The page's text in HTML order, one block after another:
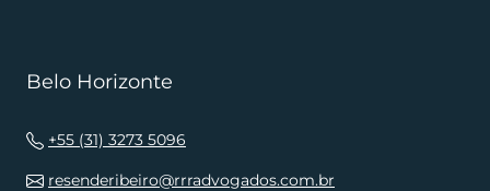
Belo Horizonte
+55 (31) 3273 5096
resenderibeiro@rrradvogados.com.br